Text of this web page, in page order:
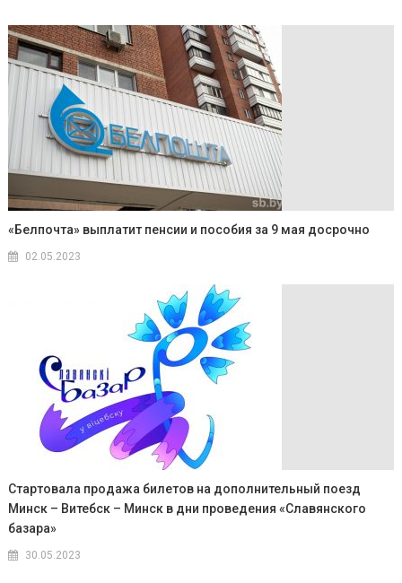
«Белпочта» выплатит пенсии и пособия за 9 мая досрочно
02.05.2023
Стартовала продажа билетов на дополнительный поезд
Минск – Витебск – Минск в дни проведения «Славянского
базара»
30.05.2023